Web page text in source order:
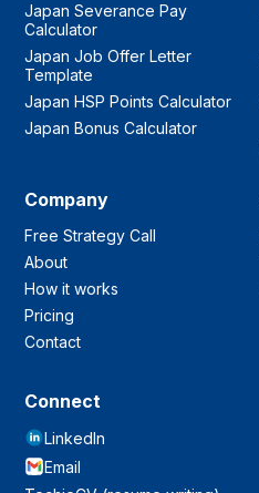
Japan Severance Pay
Calculator
Japan Job Offer Letter
Template
Japan HSP Points Calculator
Japan Bonus Calculator
Company
Free Strategy Call
About
How it works
Pricing
Contact
Connect
LinkedIn
Email